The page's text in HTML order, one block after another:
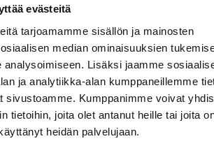
evästeitä
tarjoamamme sisällön ja mainosten
median ominaisuuksien
analysoimiseen. Lisäksi jaamme
ja analytiikka-alan kumppaneillemme
sivustoamme. Kumppanimme voivat
tietoihin, joita olet antanut heille tai joita
heidän palvelujaan.
toiminnallinen
mallinnus iteratiivisessa ja
Seija on
hahmottava viestinviejä
ja toteutustiimin välillä.